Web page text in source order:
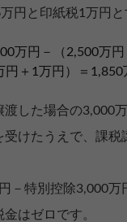
円と印紙税1万円と
万円－（2,500万円
円＋1万円）＝1,850
渡した場合の3,000
受けたうえで、課税
－特別控除3,000万
はゼロです。